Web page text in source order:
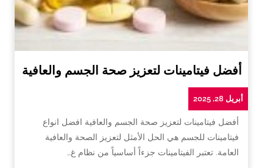
أفضل فيتامينات لتعزيز صحة الجسم والعافية
أبريل 28, 2025
أفضل فيتامينات لتعزيز صحة الجسم والعافية افضل انواع
فيتامينات للجسم هي الحل الأمثل لتعزيز الصحة والعافية
العامة. تعتبر الفيتامينات جزءاً أساسياً من نظام غ…